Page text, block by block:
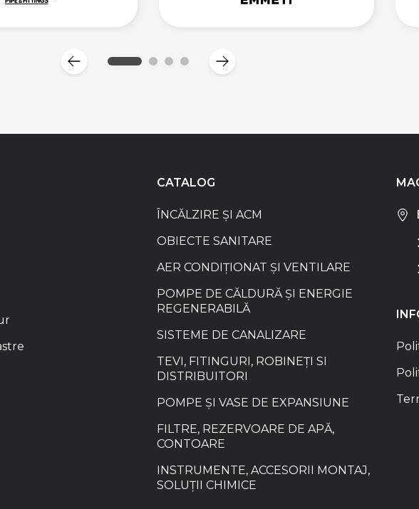
CATALOG
ÎNCĂLZIRE ȘI ACM
OBIECTE SANITARE
AER CONDIȚIONAT ȘI VENTILARE
POMPE DE CĂLDURĂ ȘI ENERGIE
REGENERABILĂ
SISTEME DE CANALIZARE
TEVI, FITINGURI, ROBINEȚI SI
DISTRIBUITORI
POMPE ȘI VASE DE EXPANSIUNE
FILTRE, REZERVOARE DE APĂ,
CONTOARE
INSTRUMENTE, ACCESORII MONTAJ,
SOLUȚII CHIMICE